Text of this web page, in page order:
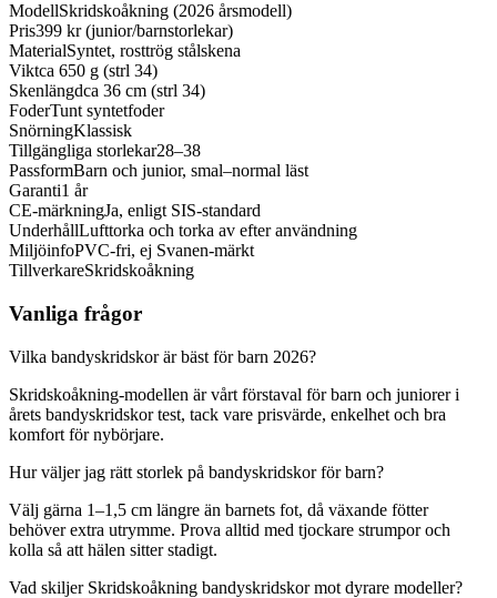
ModellSkridskoåkning (2026 årsmodell)
Pris399 kr (junior/barnstorlekar)
MaterialSyntet, rosttrög stålskena
Viktca 650 g (strl 34)
Skenlängdca 36 cm (strl 34)
FoderTunt syntetfoder
SnörningKlassisk
Tillgängliga storlekar28–38
PassformBarn och junior, smal–normal läst
Garanti1 år
CE-märkningJa, enligt SIS-standard
UnderhållLufttorka och torka av efter användning
MiljöinfoPVC-fri, ej Svanen-märkt
TillverkareSkridskoåkning
Vanliga frågor
Vilka bandyskridskor är bäst för barn 2026?
Skridskoåkning-modellen är vårt förstaval för barn och juniorer i
årets bandyskridskor test, tack vare prisvärde, enkelhet och bra
komfort för nybörjare.
Hur väljer jag rätt storlek på bandyskridskor för barn?
Välj gärna 1–1,5 cm längre än barnets fot, då växande fötter
behöver extra utrymme. Prova alltid med tjockare strumpor och
kolla så att hälen sitter stadigt.
Vad skiljer Skridskoåkning bandyskridskor mot dyrare modeller?